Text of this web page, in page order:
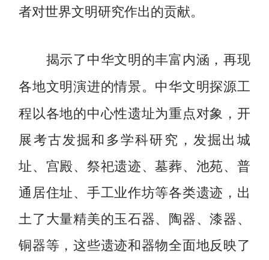
者对世界文明研究作出的贡献。
揭示了中华文明的丰富内涵，再现
各地文明演进的情景。 中华文明探源工
程以各地的中心性遗址为重点对象，开
展考古发掘和多学科研究，发掘出城
址、宫殿、祭祀遗迹、墓葬、池苑、普
通居住址、手工业作坊等各类遗迹，出
土了大量精美的玉石器、陶器、漆器、
铜器等，这些遗迹和器物全面地反映了